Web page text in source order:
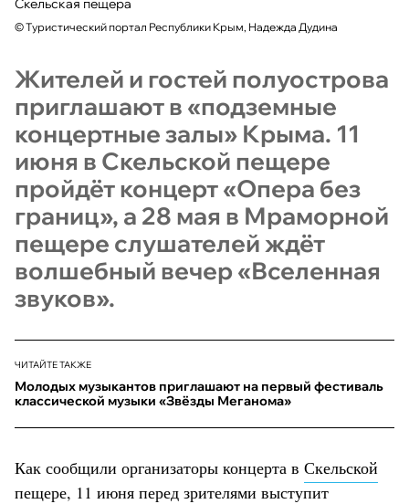
Скельская пещера
©Туристический портал Республики Крым, Надежда Дудина
Жителей и гостей полуострова
приглашают в «подземные
концертные залы» Крыма. 11
июня в Скельской пещере
пройдёт концерт «Опера без
границ», а 28 мая в Мраморной
пещере слушателей ждёт
волшебный вечер «Вселенная
звуков».
ЧИТАЙТЕ ТАКЖЕ
Молодых музыкантов приглашают на первый фестиваль
классической музыки «Звёзды Меганома»
Как сообщили организаторы концерта в Скельской
пещере, 11 июня перед зрителями выступит